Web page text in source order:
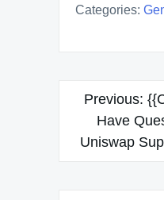
Categories:
Post
navigation
Previous:
Have
Uniswap